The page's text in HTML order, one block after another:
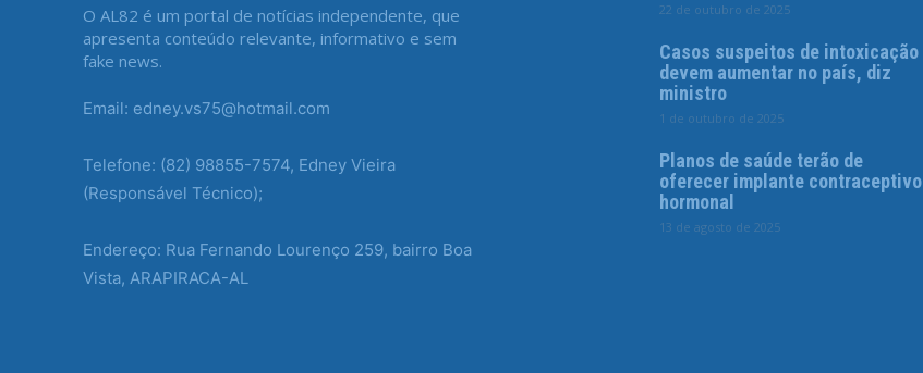
O AL82 é um portal de notícias independente, que
apresenta conteúdo relevante, informativo e sem
fake news.
Email: edney.vs75@hotmail.com
Telefone: (82) 98855-7574, Edney Vieira
(Responsável Técnico);
Endereço: Rua Fernando Lourenço 259, bairro Boa
Vista, ARAPIRACA-AL
22 de outubro de 2025
Casos suspeitos de intoxicação
devem aumentar no país, diz
ministro
1 de outubro de 2025
Planos de saúde terão de
oferecer implante contraceptivo
hormonal
13 de agosto de 2025